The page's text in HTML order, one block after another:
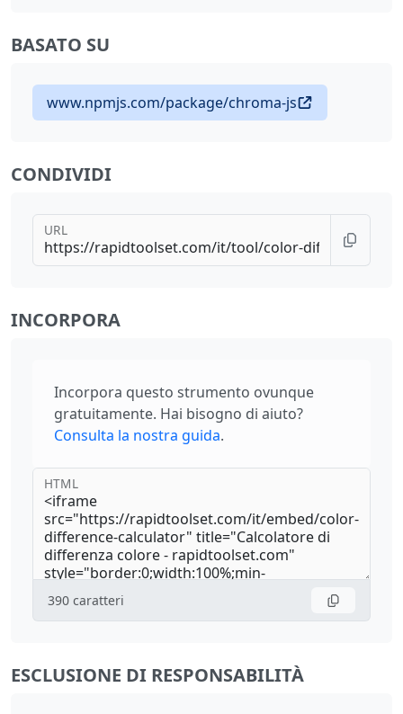
BASATO SU
www.npmjs.com/package/chroma-js
CONDIVIDI
URL
INCORPORA
Incorpora questo strumento ovunque
gratuitamente. Hai bisogno di aiuto?
Consulta la nostra guida.
HTML
390 caratteri
ESCLUSIONE DI RESPONSABILITÀ